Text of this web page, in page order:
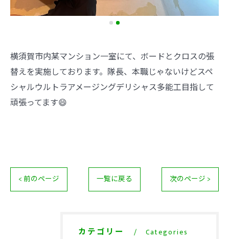
横須賀市内某マンション一室にて、ボードとクロスの張
替えを実施しております。隊長、本職じゃないけどスペ
シャルウルトラアメージングデリシャス多能工目指して
頑張ってます😄
< 前のページ 一覧に戻る 次のページ >
カテゴリー Categories